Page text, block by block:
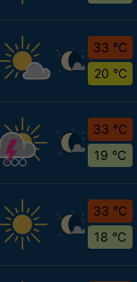
33 °C
20 °C
33 °C
19 °C
33 °C
18 °C